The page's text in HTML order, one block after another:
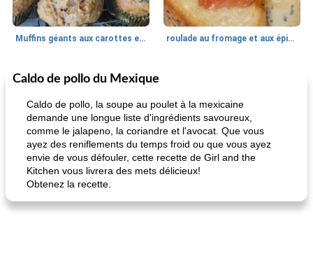
Muffins géants aux carottes et à la banane de Nif roulade au fromage et aux épinards
30min
Marques de confiance: recettes et
fiesta tostadas le méga's jopp joes
Caldo de pollo du Mexique
Caldo de pollo, la soupe au poulet à la mexicaine
demande une longue liste d'ingrédients savoureux,
comme le jalapeno, la coriandre et l'avocat. Que vous
ayez des reniflements du temps froid ou que vous ayez
envie de vous défouler, cette recette de Girl and the
Kitchen vous livrera des mets délicieux!
Obtenez la recette.